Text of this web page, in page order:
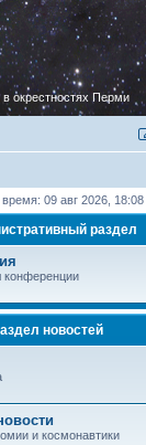
окрестностях Перми
09 авг 2026, 18:08
раздел
конференции
новостей
и космонавтики